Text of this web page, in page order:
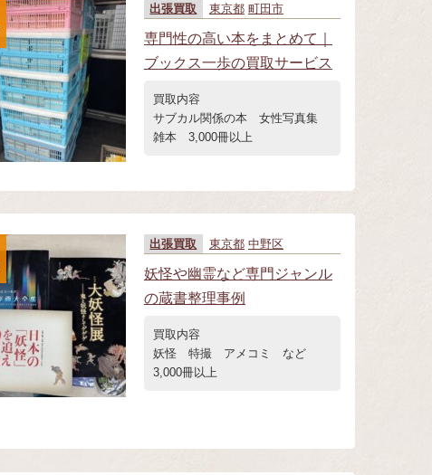
出張買取 東京都 町田市
専門性の高い本をまとめて｜
ブックス一歩の買取サービス
買取内容
サブカル関係の本 女性写真集
雑本 3,000冊以上
出張買取 東京都 中野区
妖怪や幽霊など専門ジャンル
の蔵書整理事例
買取内容
妖怪 特撮 アメコミ など
3,000冊以上